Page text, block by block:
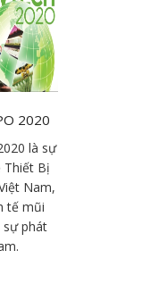
2020
là sự
Thiết Bị
Nam,
tế mũi
sự phát